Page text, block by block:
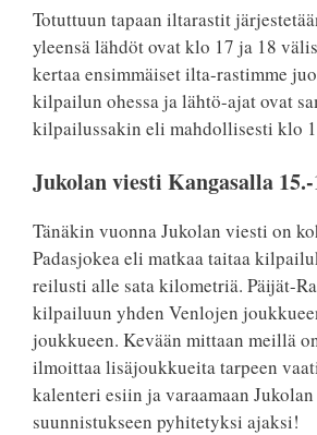
Totuttuun tapaan iltarastit
yleensä lähdöt ovat klo 17 ja 18
kertaa ensimmäiset ilta-rastimme
kilpailun ohessa ja lähtö-ajat ovat
kilpailussakin eli mahdollisesti klo
Jukolan viesti Kangasalla 15.-
Tänäkin vuonna Jukolan viesti on
Padasjokea eli matkaa taitaa
reilusti alle sata kilometriä. Päijät-
kilpailuun yhden Venlojen
joukkueen. Kevään mittaan meillä
ilmoittaa lisäjoukkueita tarpeen
kalenteri esiin ja varaamaan
suunnistukseen pyhitetyksi ajaksi!